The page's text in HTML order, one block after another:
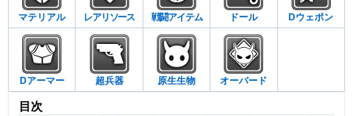
マテリアル レアリソース 戦闘アイテム ドール Dウェポン
Dアーマー 超兵器 原生生物 オーバード
目次